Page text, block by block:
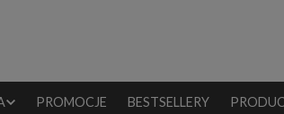
PROMOCJE BESTSELLERY